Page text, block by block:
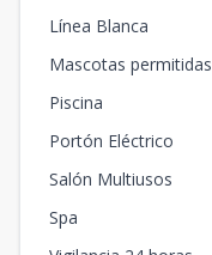
Línea Blanca
Mascotas permitidas
Piscina
Portón Eléctrico
Salón Multiusos
Spa